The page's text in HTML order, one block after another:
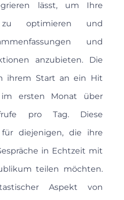
lässt, um Ihre
zu optimieren und
und
anzubieten. Die
ihrem Start an ein Hit
ersten Monat über
pro Tag. Diese
diejenigen, die ihre
in Echtzeit mit
teilen möchten.
Aspekt von